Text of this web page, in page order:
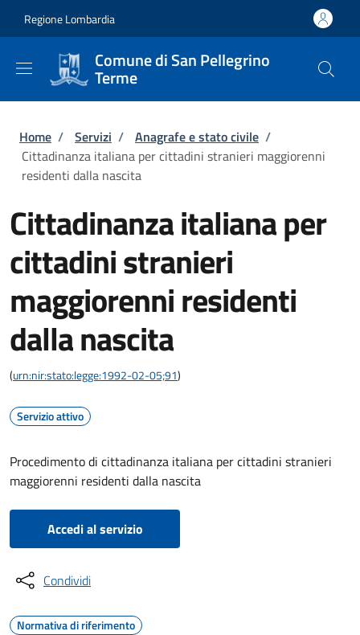
Regione Lombardia
Comune di San Pellegrino
Terme
Briciole di pane
Home / Servizi / Anagrafe e stato civile /
Cittadinanza italiana per cittadini stranieri maggiorenni
residenti dalla nascita
Cittadinanza italiana per
cittadini stranieri
maggiorenni residenti
dalla nascita
(urn:nir:stato:legge:1992-02-05;91)
Servizio attivo
Procedimento di cittadinanza italiana per cittadini stranieri
maggiorenni residenti dalla nascita
Accedi al servizio
Condividi
Normativa di riferimento